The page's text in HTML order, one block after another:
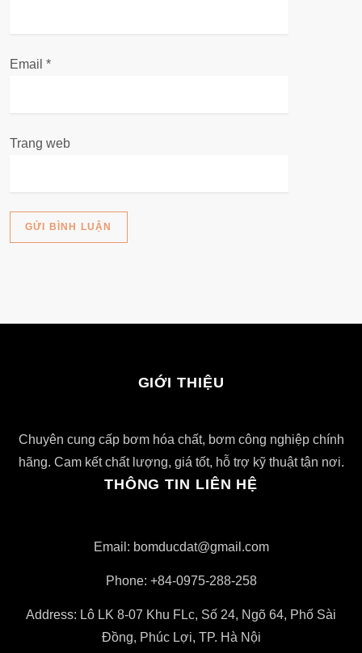
Email *
Trang web
GIỚI THIỆU
Chuyên cung cấp bơm hóa chất, bơm công nghiệp chính
hãng. Cam kết chất lượng, giá tốt, hỗ trợ kỹ thuật tận nơi.
THÔNG TIN LIÊN HỆ
Email: bomducdat@gmail.com
Phone: +84-0975-288-258
Address: Lô LK 8-07 Khu FLc, Số 24, Ngõ 64, Phố Sài
Đồng, Phúc Lợi, TP. Hà Nội